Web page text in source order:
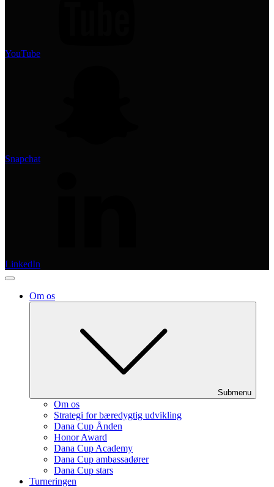
YouTube
Snapchat
LinkedIn
Om os
Submenu
Om os
Strategi for bæredygtig udvikling
Dana Cup Ånden
Honor Award
Dana Cup Academy
Dana Cup ambassadører
Dana Cup stars
Turneringen